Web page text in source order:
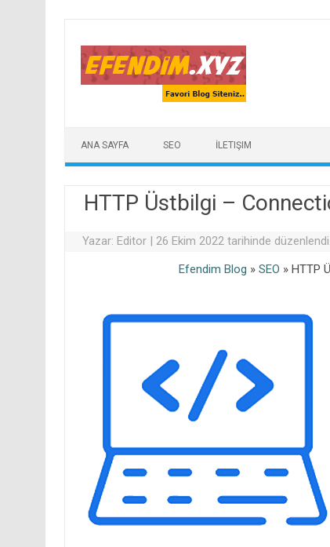
ANA SAYFA SEO İLETIŞIM
HTTP Üstbilgi –
Yazar: Editor | 26 Ekim 2022 tarihinde düzenlendi.
Efendim Blog »SEO »HTTP